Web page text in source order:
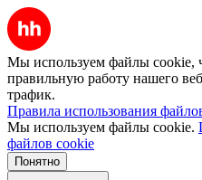
Мы используем файлы cookie,
правильную работу нашего
трафик.
Правила использования
Мы используем файлы cookie.
файлов cookie
Понятно